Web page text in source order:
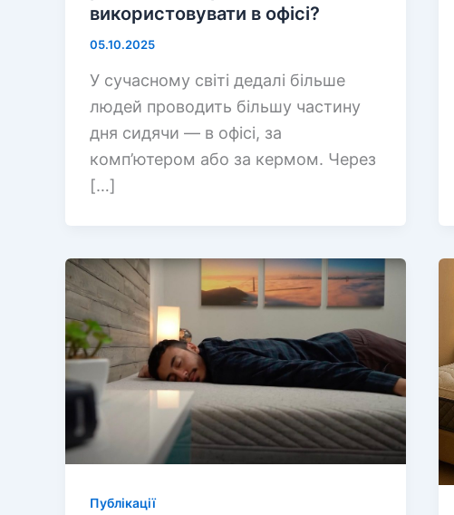
використовувати в офісі?
05.10.2025
У сучасному світі дедалі більше
людей проводить більшу частину
дня сидячи — в офісі, за
комп’ютером або за кермом. Через
[…]
Публікації